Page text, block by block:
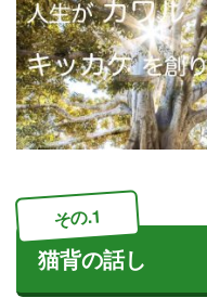
その.1
猫背の話し